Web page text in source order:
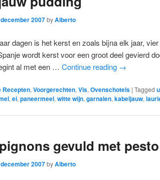
2007byAlberto
dagen is het kerst en zoals bijna elk jaar,
wordt kerst voor een groot deel gevierd
al met een … Continue reading →
Recepten, Voorgerechten, Vis, Ovenschotels | Tagged
, ei, paneermeel, witte wijn, garnalen, kabeljauw,
gevuld met
2007byAlberto